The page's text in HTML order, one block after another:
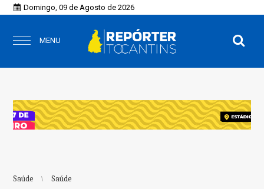
Domingo, 09 de Agosto de 2026
MENU
Saúde Saúde